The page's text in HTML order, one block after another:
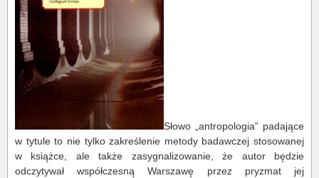
Słowo „antropologia” padające
w tytule to nie tylko zakreślenie metody badawczej stosowanej
w książce, ale także zasygnalizowanie, że autor będzie
odczytywał współczesną Warszawę przez pryzmat jej